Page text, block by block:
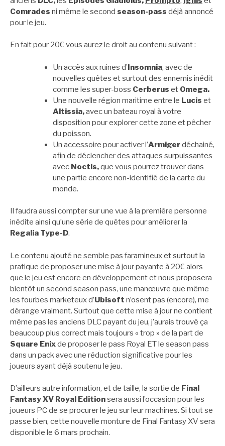
Comrades ni même le second season-pass déjà annoncé
pour le jeu.
En fait pour 20€ vous aurez le droit au contenu suivant :
Un accès aux ruines d’Insomnia, avec de
nouvelles quêtes et surtout des ennemis inédit
comme les super-boss Cerberus et Omega.
Une nouvelle région maritime entre le Lucis et
Altissia,avec un bateau royal à votre
disposition pour explorer cette zone et pêcher
du poisson.
Un accessoire pour activer l’Armigerdéchainé,
afin de déclencher des attaques surpuissantes
avec Noctis,que vous pourrez trouver dans
une partie encore non-identifié de la carte du
monde.
Il faudra aussi compter sur une vue à la première personne
inédite ainsi qu’une série de quêtes pour améliorer la
Regalia Type-D.
Le contenu ajouté ne semble pas faramineux et surtout la
pratique de proposer une mise à jour payante à 20€ alors
que le jeu est encore en développement et nous proposera
bientôt un second season pass, une manœuvre que même
les fourbes marketeux d’Ubisoft n’osent pas (encore), me
dérange vraiment. Surtout que cette mise à jour ne contient
même pas les anciens DLC payant du jeu, j’aurais trouvé ça
beaucoup plus correct mais toujours « trop » de la part de
Square Enixde proposer le pass Royal ET le season pass
dans un pack avec une réduction significative pour les
joueurs ayant déjà soutenu le jeu.
D’ailleurs autre information, et de taille, la sortie de Final
Fantasy XV Royal Editionsera aussi l’occasion pour les
joueurs PC de se procurer le jeu sur leur machines. Si tout se
passe bien, cette nouvelle monture de Final Fantasy XV sera
disponible le 6 mars prochain.